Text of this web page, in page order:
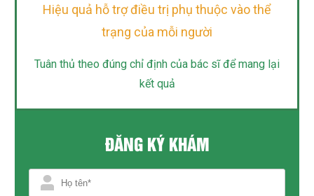
Hiệu quả hỗ trợ điều trị phụ thuộc vào thể
trạng của mỗi người
Tuân thủ theo đúng chỉ định của bác sĩ để mang lại
kết quả
ĐĂNG KÝ KHÁM